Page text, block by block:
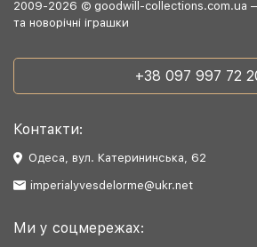
2009-2026 © goodwill-collections.com.ua —
та новорічні іграшки
+38 097 997 72
Контакти:
Одеса, вул. Катерининська, 62
imperialyvesdelorme@ukr.net
Ми у соцмережах: